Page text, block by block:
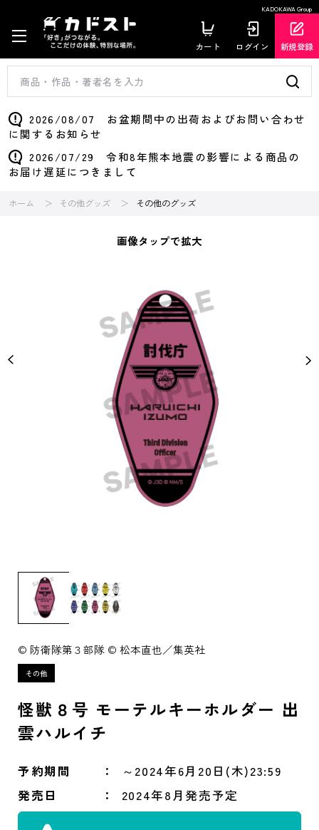
KADOKAWA Group
カート ログイン 新規登録
2026/08/07 お盆期間中の出荷およびお問い合わせ
に関するお知らせ
2026/07/29 令和8年熊本地震の影響による商品の
お届け遅延につきまして
ホーム その他グッズ その他のグッズ
画像タップで拡大
© 防衛隊第３部隊 © 松本直也／集英社
怪獣８号 モーテルキーホルダー 出
雲ハルイチ
予約期間
～2024年6月20日(木)23:59
発売日
2024年8月発売予定